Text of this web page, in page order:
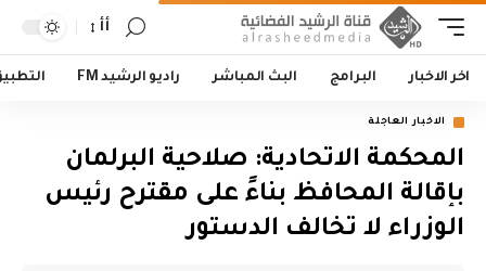
أأ
اخر الاخبار البرامج البث المباشر راديو الرشيد FM
الاخبار العاجلة
المحكمة الاتحادية: صلاحية البرلمان
بإقالة المحافظ بناءً على مقترح رئيس
الوزراء لا تخالف الدستور